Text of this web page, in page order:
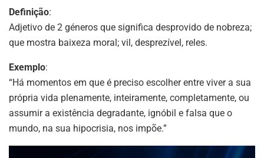
Definição:
Adjetivo de 2 géneros que significa desprovido de nobreza;
que mostra baixeza moral; vil, desprezível, reles.
Exemplo:
“Há momentos em que é preciso escolher entre viver a sua
própria vida plenamente, inteiramente, completamente, ou
assumir a existência degradante, ignóbil e falsa que o
mundo, na sua hipocrisia, nos impõe.”